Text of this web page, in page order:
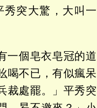
突大驚，大叫一
一個皂衣皂冠的道
喝不已，有似瘋呆
裁處罷。」平秀突